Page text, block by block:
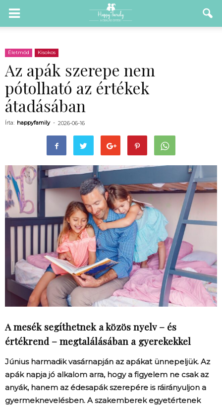
Életmód Kisokos
Az apák szerepe nem
pótolható az értékek
átadásában
Írta: happyfamily - 2026-06-16
A mesék segíthetnek a közös nyelv – és
értékrend – megtalálásában a gyerekekkel
Június harmadik vasárnapján az apákat ünnepeljük. Az
apák napja jó alkalom arra, hogy a figyelem ne csak az
anyák, hanem az édesapák szerepére is ráirányuljon a
gyermeknevelésben. A szakemberek egyetértenek